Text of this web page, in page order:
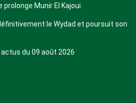
prolonge Munir El Kajoui
le Wydad et poursuit son
du 09 août 2026